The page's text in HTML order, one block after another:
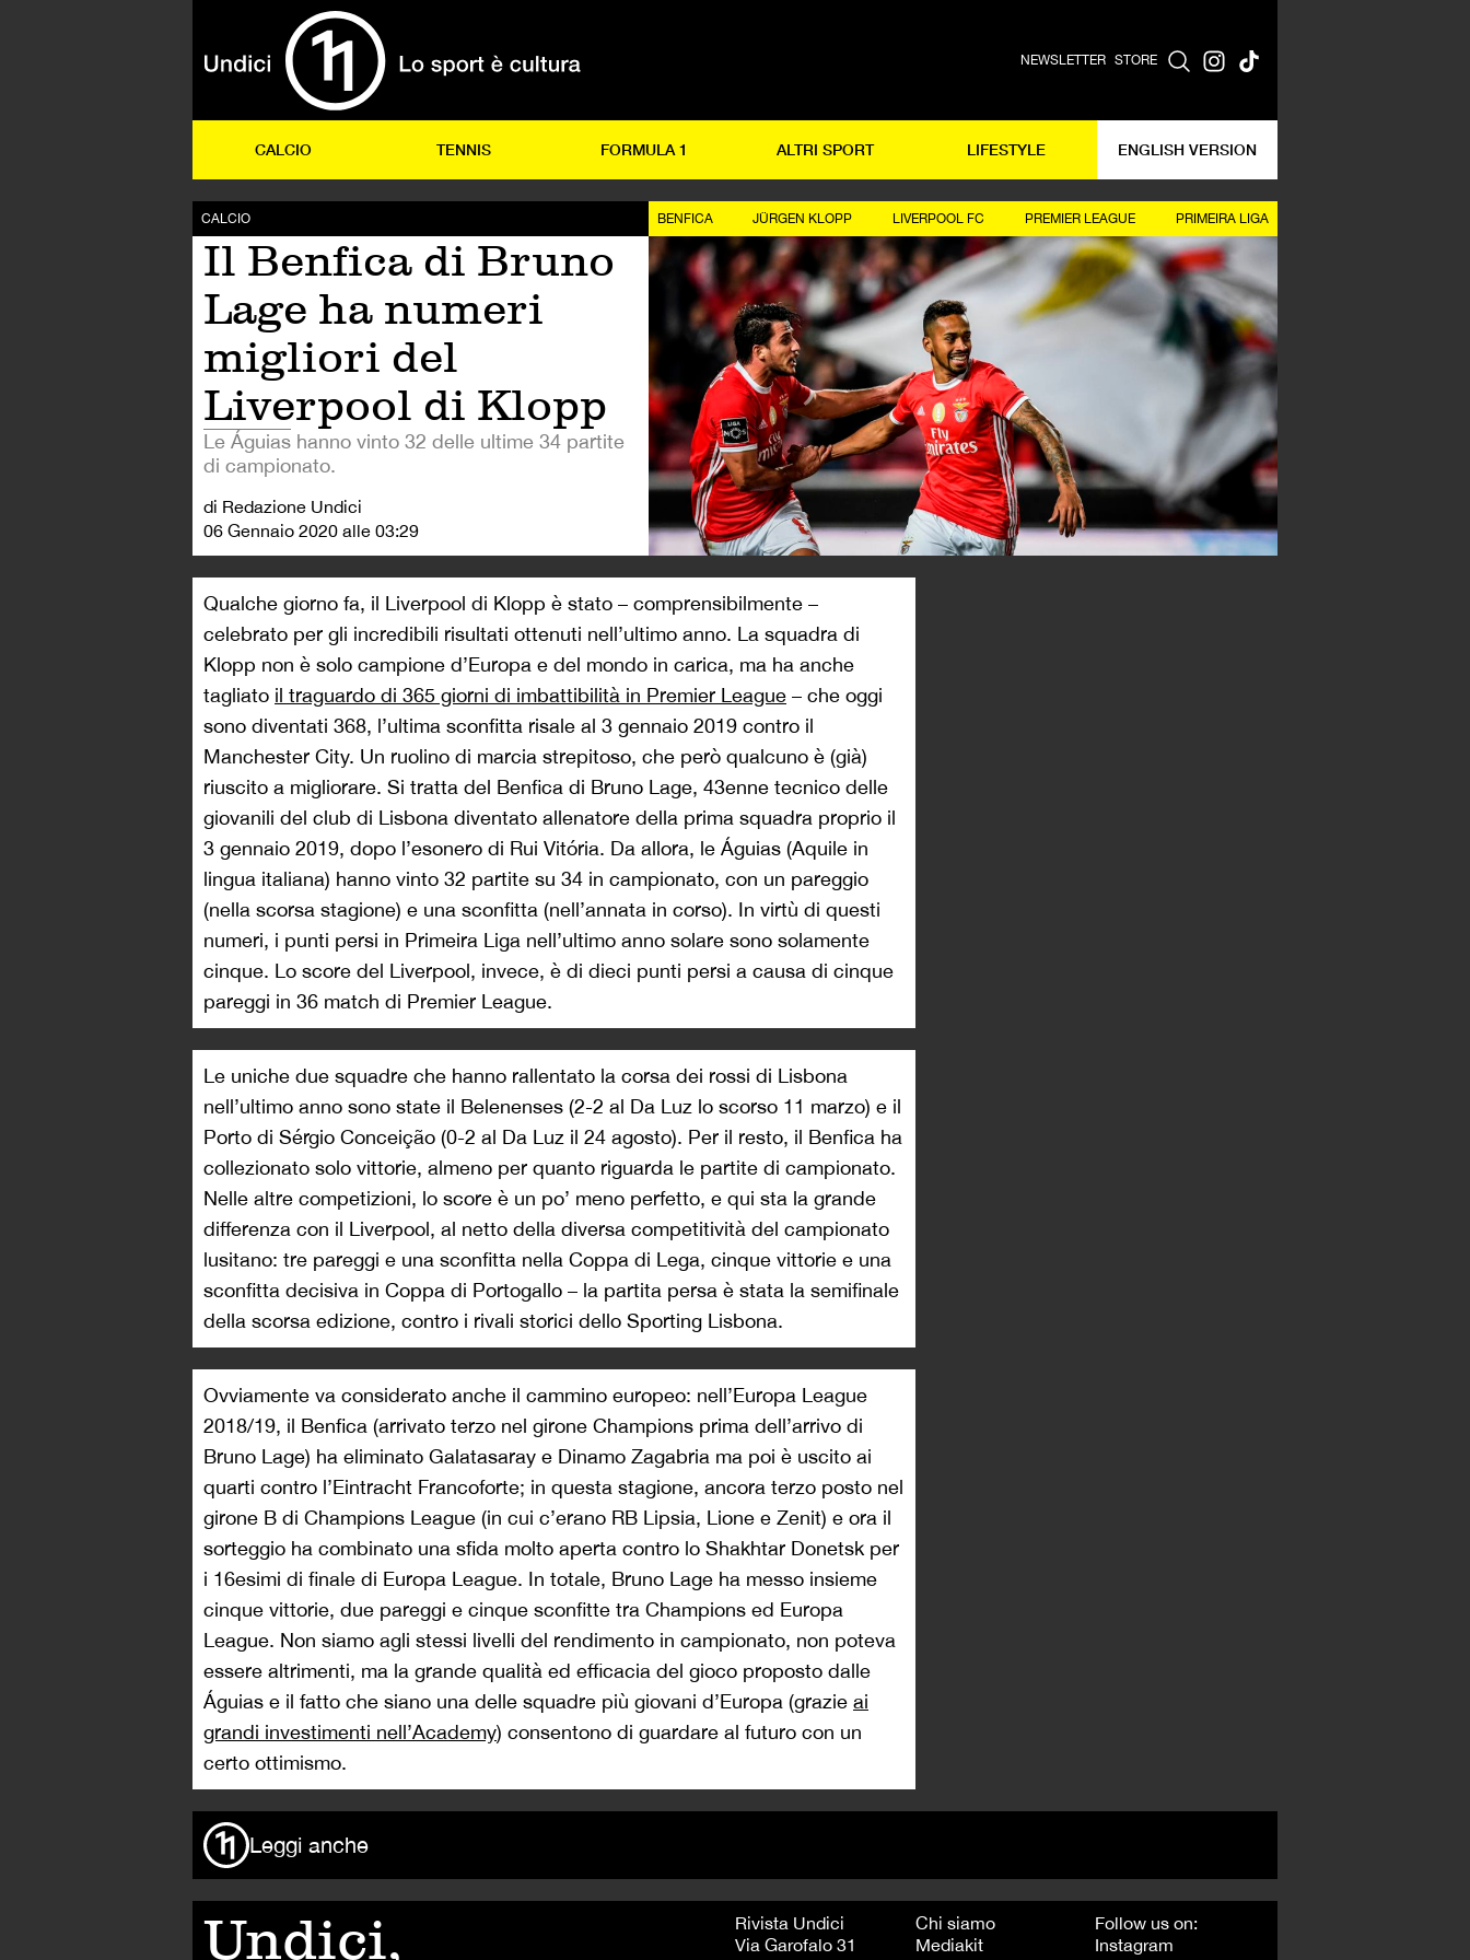
NEWSLETTER STORE
CALCIO TENNIS FORMULA 1 ALTRI SPORT LIFESTYLE ENGLISH VERSION
CALCIO
Il Benfica di Bruno
Lage ha numeri
migliori del
Liverpool di Klopp
Le Águias hanno vinto 32 delle ultime 34 partite
di campionato.
di Redazione Undici
06 Gennaio 2020 alle 03:29
BENFICA JÜRGEN KLOPP LIVERPOOL FC PREMIER LEAGUE PRIMEIRA LIGA
Qualche giorno fa, il Liverpool di Klopp è stato – comprensibilmente –
celebrato per gli incredibili risultati ottenuti nell’ultimo anno. La squadra di
Klopp non è solo campione d’Europa e del mondo in carica, ma ha anche
tagliato il traguardo di 365 giorni di imbattibilità in Premier League – che oggi
sono diventati 368, l’ultima sconfitta risale al 3 gennaio 2019 contro il
Manchester City. Un ruolino di marcia strepitoso, che però qualcuno è (già)
riuscito a migliorare. Si tratta del Benfica di Bruno Lage, 43enne tecnico delle
giovanili del club di Lisbona diventato allenatore della prima squadra proprio il
3 gennaio 2019, dopo l’esonero di Rui Vitória. Da allora, le Águias (Aquile in
lingua italiana) hanno vinto 32 partite su 34 in campionato, con un pareggio
(nella scorsa stagione) e una sconfitta (nell’annata in corso). In virtù di questi
numeri, i punti persi in Primeira Liga nell’ultimo anno solare sono solamente
cinque. Lo score del Liverpool, invece, è di dieci punti persi a causa di cinque
pareggi in 36 match di Premier League.
Le uniche due squadre che hanno rallentato la corsa dei rossi di Lisbona
nell’ultimo anno sono state il Belenenses (2-2 al Da Luz lo scorso 11 marzo) e il
Porto di Sérgio Conceição (0-2 al Da Luz il 24 agosto). Per il resto, il Benfica ha
collezionato solo vittorie, almeno per quanto riguarda le partite di campionato.
Nelle altre competizioni, lo score è un po’ meno perfetto, e qui sta la grande
differenza con il Liverpool, al netto della diversa competitività del campionato
lusitano: tre pareggi e una sconfitta nella Coppa di Lega, cinque vittorie e una
sconfitta decisiva in Coppa di Portogallo – la partita persa è stata la semifinale
della scorsa edizione, contro i rivali storici dello Sporting Lisbona.
Ovviamente va considerato anche il cammino europeo: nell’Europa League
2018/19, il Benfica (arrivato terzo nel girone Champions prima dell’arrivo di
Bruno Lage) ha eliminato Galatasaray e Dinamo Zagabria ma poi è uscito ai
quarti contro l’Eintracht Francoforte; in questa stagione, ancora terzo posto nel
girone B di Champions League (in cui c’erano RB Lipsia, Lione e Zenit) e ora il
sorteggio ha combinato una sfida molto aperta contro lo Shakhtar Donetsk per
i 16esimi di finale di Europa League. In totale, Bruno Lage ha messo insieme
cinque vittorie, due pareggi e cinque sconfitte tra Champions ed Europa
League. Non siamo agli stessi livelli del rendimento in campionato, non poteva
essere altrimenti, ma la grande qualità ed efficacia del gioco proposto dalle
Águias e il fatto che siano una delle squadre più giovani d’Europa (grazie ai
grandi investimenti nell’Academy) consentono di guardare al futuro con un
certo ottimismo.
Leggi anche
Undici,
Rivista Undici
Via Garofalo 31
Chi siamo
Mediakit
Follow us on:
Instagram